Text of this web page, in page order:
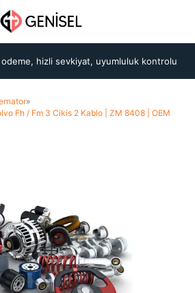
hizli sevkiyat, uyumluluk kontrolu
»
Fh / Fm 3 Cikis 2 Kablo | ZM 8408 | OEM